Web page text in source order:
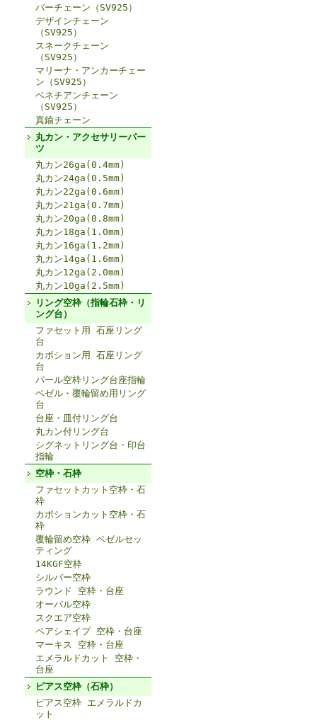
バーチェーン（SV925）
デザインチェーン
（SV925）
スネークチェーン
（SV925）
マリーナ・アンカーチェー
ン（SV925）
ベネチアンチェーン
（SV925）
真鍮チェーン
丸カン・アクセサリーパー
ツ
丸カン26ga(0.4mm)
丸カン24ga(0.5mm)
丸カン22ga(0.6mm)
丸カン21ga(0.7mm)
丸カン20ga(0.8mm)
丸カン18ga(1.0mm)
丸カン16ga(1.2mm)
丸カン14ga(1.6mm)
丸カン12ga(2.0mm)
丸カン10ga(2.5mm)
リング空枠（指輪石枠・リ
ング台）
ファセット用 石座リング
台
カボション用 石座リング
台
パール空枠リング台座指輪
ベゼル・覆輪留め用リング
台
台座・皿付リング台
丸カン付リング台
シグネットリング台・印台
指輪
空枠・石枠
ファセットカット空枠・石
枠
カボションカット空枠・石
枠
覆輪留め空枠 ベゼルセッ
ティング
14KGF空枠
シルバー空枠
ラウンド 空枠・台座
オーバル空枠
スクエア空枠
ペアシェイプ 空枠・台座
マーキス 空枠・台座
エメラルドカット 空枠・
台座
ピアス空枠（石枠）
ピアス空枠 エメラルドカ
ット